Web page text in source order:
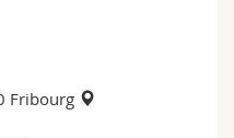
Fribourg